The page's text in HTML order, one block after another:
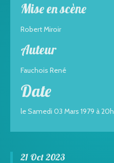
Mise en scène
Robert Miroir
Auteur
Fauchois René
Date
le Samedi 03 Mars 1979 à 20h
21 Oct 2023